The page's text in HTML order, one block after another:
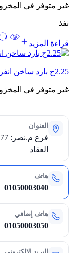
غير متوفر في
نفذ
قراءة المزيد
2.25ح بارد ساخن انفرتر محلى AY-XP18UHE
غير متوفر في
العنوان
العقاد
هاتف
01050003040
هاتف إضافي
01050003050
البريد الإلكتروني